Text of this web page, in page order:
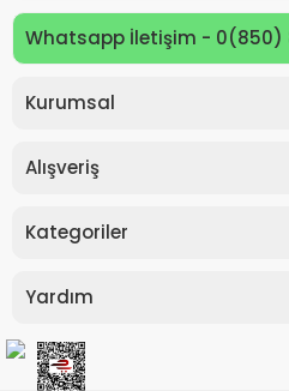
Whatsapp İletişim - 0(850)
Kurumsal
Alışveriş
Kategoriler
Yardım